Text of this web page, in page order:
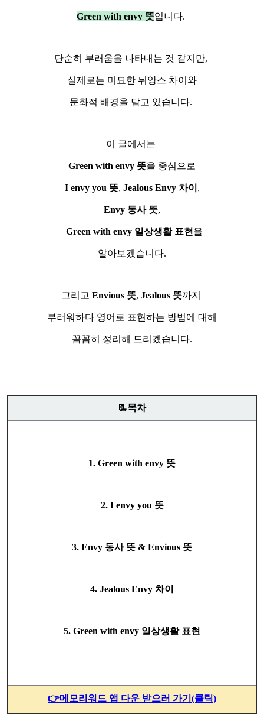
Green with envy 뜻입니다.
단순히 부러움을 나타내는 것 같지만,
실제로는 미묘한 뉘앙스 차이와
문화적 배경을 담고 있습니다.
이 글에서는
Green with envy 뜻을 중심으로
I envy you 뜻, Jealous Envy 차이 ,
Envy 동사 뜻,
Green with envy 일상생활 표현 을
알아보겠습니다.
그리고 Envious 뜻, Jealous 뜻까지
부러워하다 영어로 표현하는 방법에 대해
꼼꼼히 정리해 드리겠습니다.
📃목차
1. Green with envy 뜻
2. I envy you 뜻
3. Envy 동사 뜻 & Envious 뜻
4. Jealous Envy 차이
5. Green with envy 일상생활 표현
👉메모리워드 앱 다운 받으러 가기(클릭)